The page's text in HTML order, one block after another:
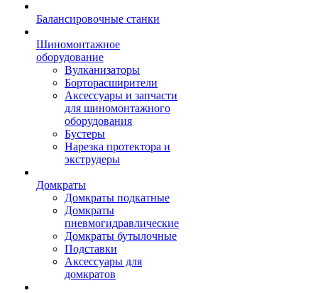
Балансировочные станки
Шиномонтажное
оборудование
Вулканизаторы
Борторасширители
Аксессуары и запчасти
для шиномонтажного
оборудования
Бустеры
Нарезка протектора и
экструдеры
Домкраты
Домкраты подкатные
Домкраты
пневмогидравлические
Домкраты бутылочные
Подставки
Аксессуары для
домкратов